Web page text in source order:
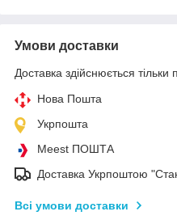
Умови доставки
Доставка здійснюється тільки
Нова Пошта
Укрпошта
Meest ПОШТА
Доставка Укрпоштою
Всі умови доставки